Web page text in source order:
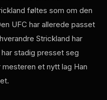
føltes som om den
UFC har allerede passet
Strickland har
stadig presset seg
et nytt lag Han